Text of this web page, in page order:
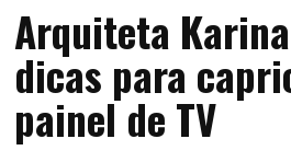
Arquiteta
dicas para
painel de TV